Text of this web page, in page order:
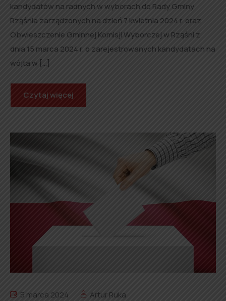
kandydatów na radnych w wyborach do Rady Gminy
Rząśnia zarządzonych na dzień 7 kwietnia 2024 r. oraz
Obwieszczenie Gminnej Komisji Wyborczej w Rząśni z
dnia 15 marca 2024 r. o zarejestrowanych kandydatach na
wójta w […]
Czytaj więcej
5 marca 2024 Artur Ruka